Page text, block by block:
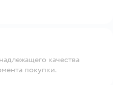
качества
покупки.